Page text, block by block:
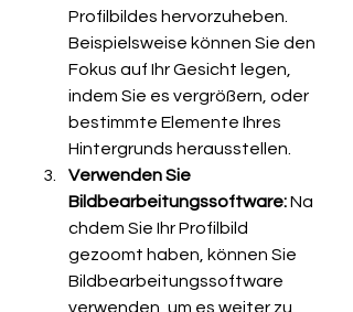
Profilbildes hervorzuheben.
Beispielsweise können Sie den
Fokus auf Ihr Gesicht legen,
indem Sie es vergrößern, oder
bestimmte Elemente Ihres
Hintergrunds herausstellen.
Verwenden Sie
Bildbearbeitungssoftware: Na
chdem Sie Ihr Profilbild
gezoomt haben, können Sie
Bildbearbeitungssoftware
verwenden, um es weiter zu